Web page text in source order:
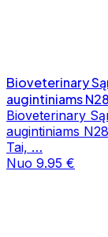
Bioveterinary
augintiniams N28
Bioveterinary
augintiniams
Tai, …
Nuo 9.95 €